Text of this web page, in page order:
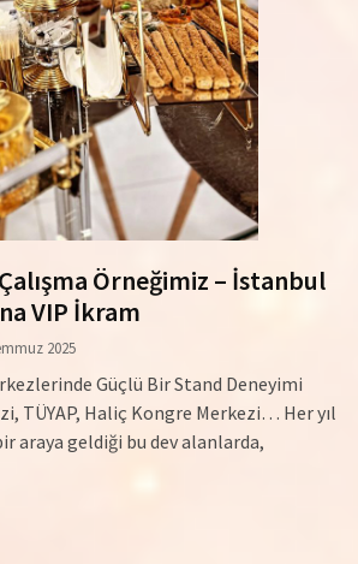
Örneğimiz – İstanbul
VIP İkram
2025
Güçlü Bir Stand Deneyimi
TÜYAP, Haliç Kongre Merkezi… Her yıl
araya geldiği bu dev alanlarda,